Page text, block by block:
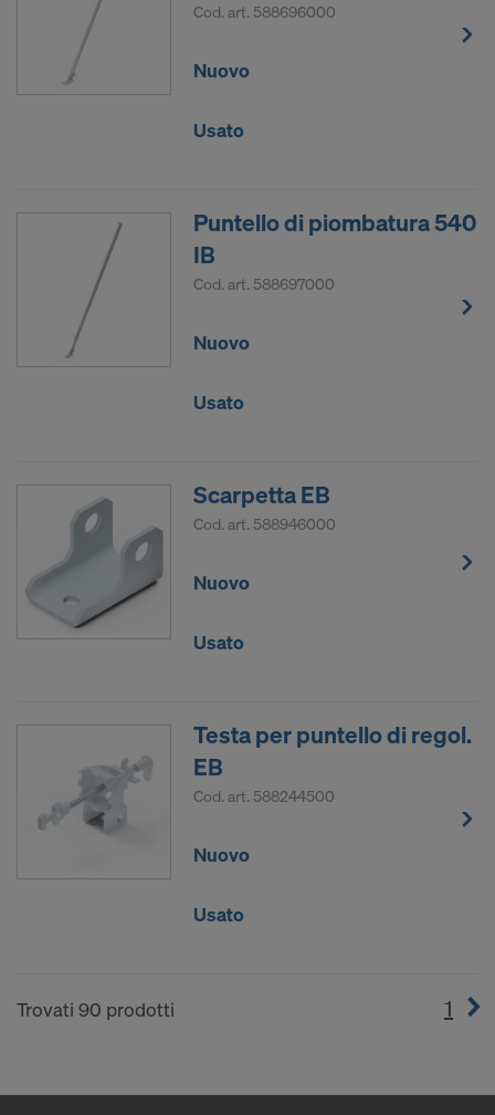
Cod. art. 588696000
Nuovo
Usato
Puntello di piombatura 540
IB
Cod. art. 588697000
Nuovo
Usato
Scarpetta EB
Cod. art. 588946000
Nuovo
Usato
Testa per puntello di regol.
EB
Cod. art. 588244500
Nuovo
Usato
Trovati 90 prodotti 1